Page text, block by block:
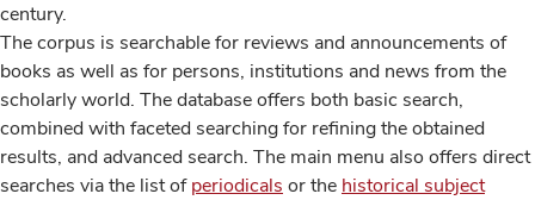
century.
The corpus is searchable for reviews and announcements of
books as well as for persons, institutions and news from the
scholarly world. The database offers both basic search,
combined with faceted searching for refining the obtained
results, and advanced search. The main menu also offers direct
searches via the list ofperiodicals or the historical subject